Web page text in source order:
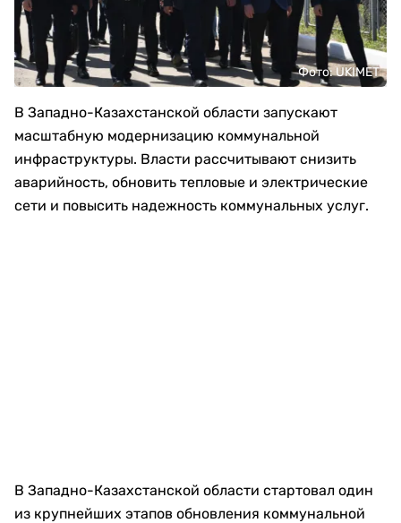
Фото: UKIMET
В Западно-Казахстанской области запускают
масштабную модернизацию коммунальной
инфраструктуры. Власти рассчитывают снизить
аварийность, обновить тепловые и электрические
сети и повысить надежность коммунальных услуг.
В Западно-Казахстанской области стартовал один
из крупнейших этапов обновления коммунальной